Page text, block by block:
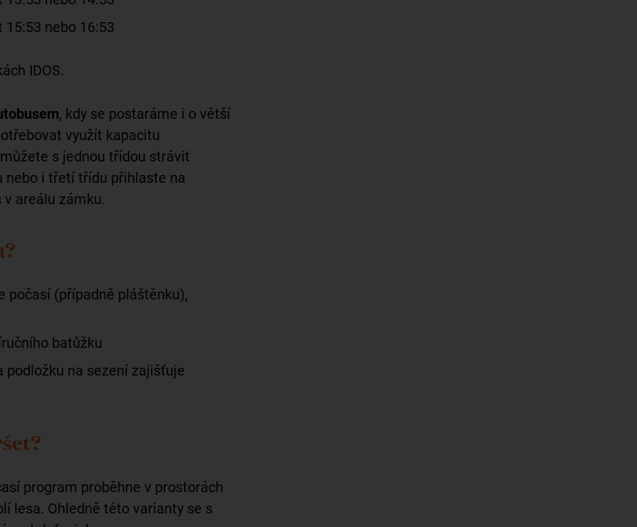
nebo 16:53
IDOS.
, kdy se postaráme i o větší
využít kapacitu
s jednou třídou strávit
nebo i třetí třídu přihlaste na
areálu zámku.
počasí (případně pláštěnku),
batůžku
podložku na sezení zajišťuje
program proběhne v prostorách
lesa. Ohledně této varianty se s